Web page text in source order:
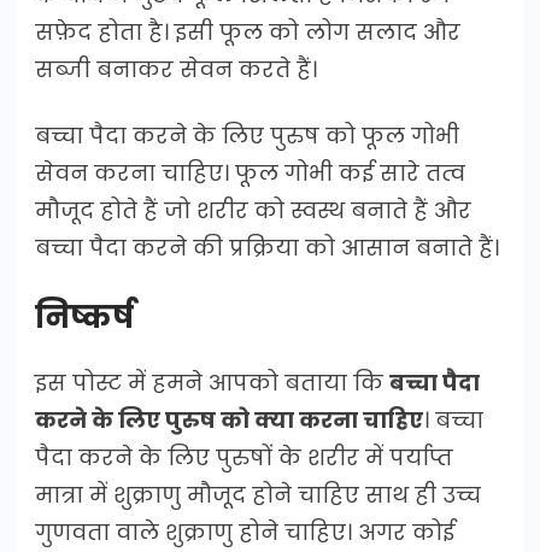
सफ़ेद होता है। इसी फूल को लोग सलाद और
सब्जी बनाकर सेवन करते हैं।
बच्चा पैदा करने के लिए पुरुष को फूल गोभी
सेवन करना चाहिए। फूल गोभी कई सारे तत्व
मौजूद होते हैं जो शरीर को स्वस्थ बनाते हैं और
बच्चा पैदा करने की प्रक्रिया को आसान बनाते हैं।
निष्कर्ष
इस पोस्ट में हमने आपको बताया कि बच्चा पैदा
करने के लिए पुरुष को क्या करना चाहिए। बच्चा
पैदा करने के लिए पुरुषों के शरीर में पर्याप्त
मात्रा में शुक्राणु मौजूद होने चाहिए साथ ही उच्च
गुणवता वाले शुक्राणु होने चाहिए। अगर कोई